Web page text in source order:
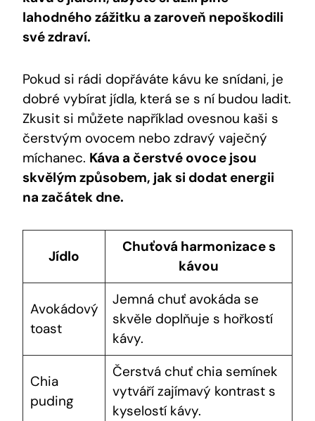
lahodného zážitku a zaroveň nepoškodili
své zdraví.
Pokud si rádi dopřáváte kávu ke snídani, je
dobré vybírat jídla, která se s ní budou ladit.
Zkusit si můžete například ovesnou kaši s
čerstvým ovocem nebo zdravý vaječný
míchanec. Káva a čerstvé ovoce jsou
skvělým způsobem, jak si dodat energii
na začátek dne.
Jídlo
Chuťová harmonizace s
kávou
Avokádový
toast
Jemná chuť avokáda se
skvěle doplňuje s hořkostí
kávy.
Chia
puding
Čerstvá chuť chia semínek
vytváří zajímavý kontrast s
kyselostí kávy.